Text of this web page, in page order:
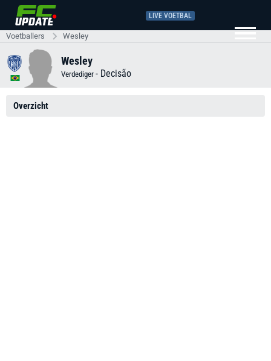
LIVE VOETBAL
Voetballers Wesley
Wesley
Verdediger - Decisão
Overzicht